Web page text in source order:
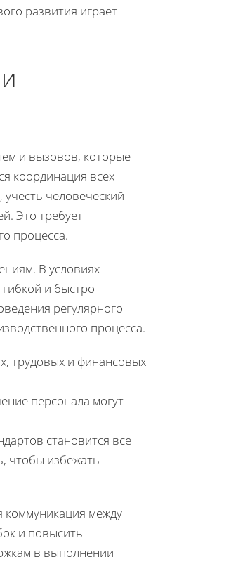
развития играет
и вызовов, которые
координация всех
человеческий
Это требует
процесса.
В условиях
и быстро
регулярного
процесса.
трудовых и финансовых
персонала могут
становится все
чтобы избежать
коммуникация между
и повысить
в выполнении